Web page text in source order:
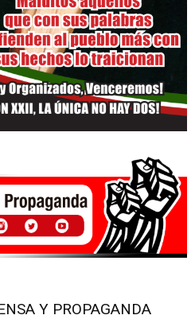
Y PROPAGANDA